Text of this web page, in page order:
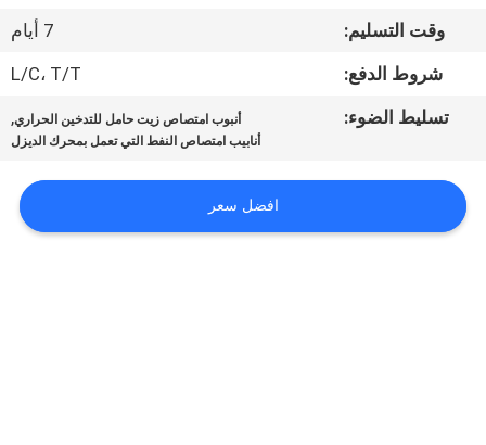
اتصل
القضايا
وقت التسليم:
7 أيام
شروط الدفع:
L/C، T/T
تسليط الضوء:
أنبوب امتصاص زيت حامل للتدخين الحراري,
أنابيب امتصاص النفط التي تعمل بمحرك الديزل
افضل سعر